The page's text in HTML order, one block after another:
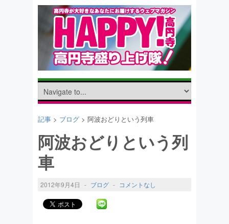
記事 > ブログ > 阿波おどりという列車
阿波おどりという列
車
2012年9月4日 - ブログ - コメントなし